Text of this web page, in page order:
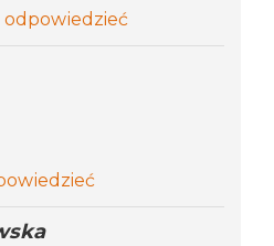
odpowiedzieć
says: